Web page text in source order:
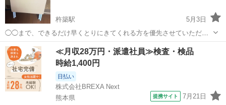
杵築駅
5月3日
◯◯まで、できるだけ早くとりにきてくれる方を優先させていただき
ます。 よろしくおねがいします。
大分 杵築市 杵築駅 オフィス用家具
≪月収28万円・派遣社員≫検査・検品
時給1,400円
日払い
株式会社BREXA Next
熊本県
提携サイト 7月21日